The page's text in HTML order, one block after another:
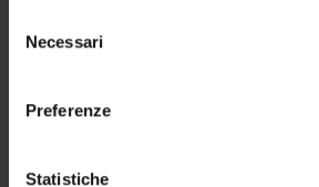
modificare o revocare il proprio
momento dalla Dichiarazione sui
raccogliere informazioni sulla
Necessari
Preferenze
Statistiche
The teaching materials used during the
exam program. They will be made
Bibliography